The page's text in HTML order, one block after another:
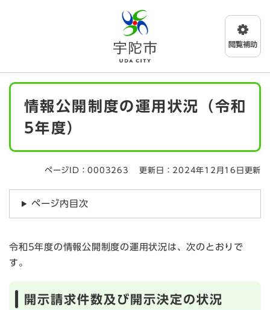
メニューを飛ばして本文へ
本
情報公開制度の運用状況（令和
5年度）
ページID：0003263 更新日：2024年12月16日更新
ページ内目次
令和5年度の情報公開制度の運用状況は、次のとおりで
す。
開示請求件数及び開示決定の状況